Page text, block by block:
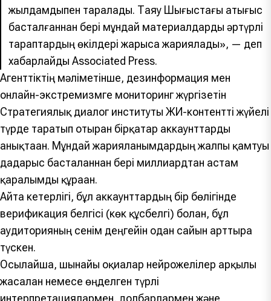
жылдамдықпен таралады. Таяу Шығыстағы қақтығыс
басталғаннан бері мұндай материалдарды әртүрлі
тараптардың өкілдері жарыса жариялады», — деп
хабарлайды Associated Press.
Агенттіктің мәліметінше, дезинформация мен
онлайн-экстремизмге мониторинг жүргізетін
Стратегиялық диалог институты ЖИ-контентті жүйелі
түрде таратып отырған бірқатар аккаунттарды
анықтаған. Мұндай жарияланымдардың жалпы қамтуы
дағдарыс басталғаннан бері миллиардтан астам
қаралымды құраған.
Айта кетерлігі, бұл аккаунттардың бір бөлігінде
верификация белгісі (көк құсбелгі) болған, бұл
аудиторияның сенім деңгейін одан сайын арттыра
түскен.
Осылайша, шынайы оқиғалар нейрожелілер арқылы
жасалған немесе өңделген түрлі
интерпретациялармен, долбарлармен және